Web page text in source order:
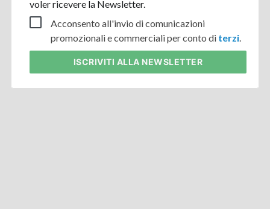
voler ricevere la Newsletter.
Acconsento all'invio di comunicazioni
promozionali e commerciali per conto di terzi.
ISCRIVITI ALLA NEWSLETTER